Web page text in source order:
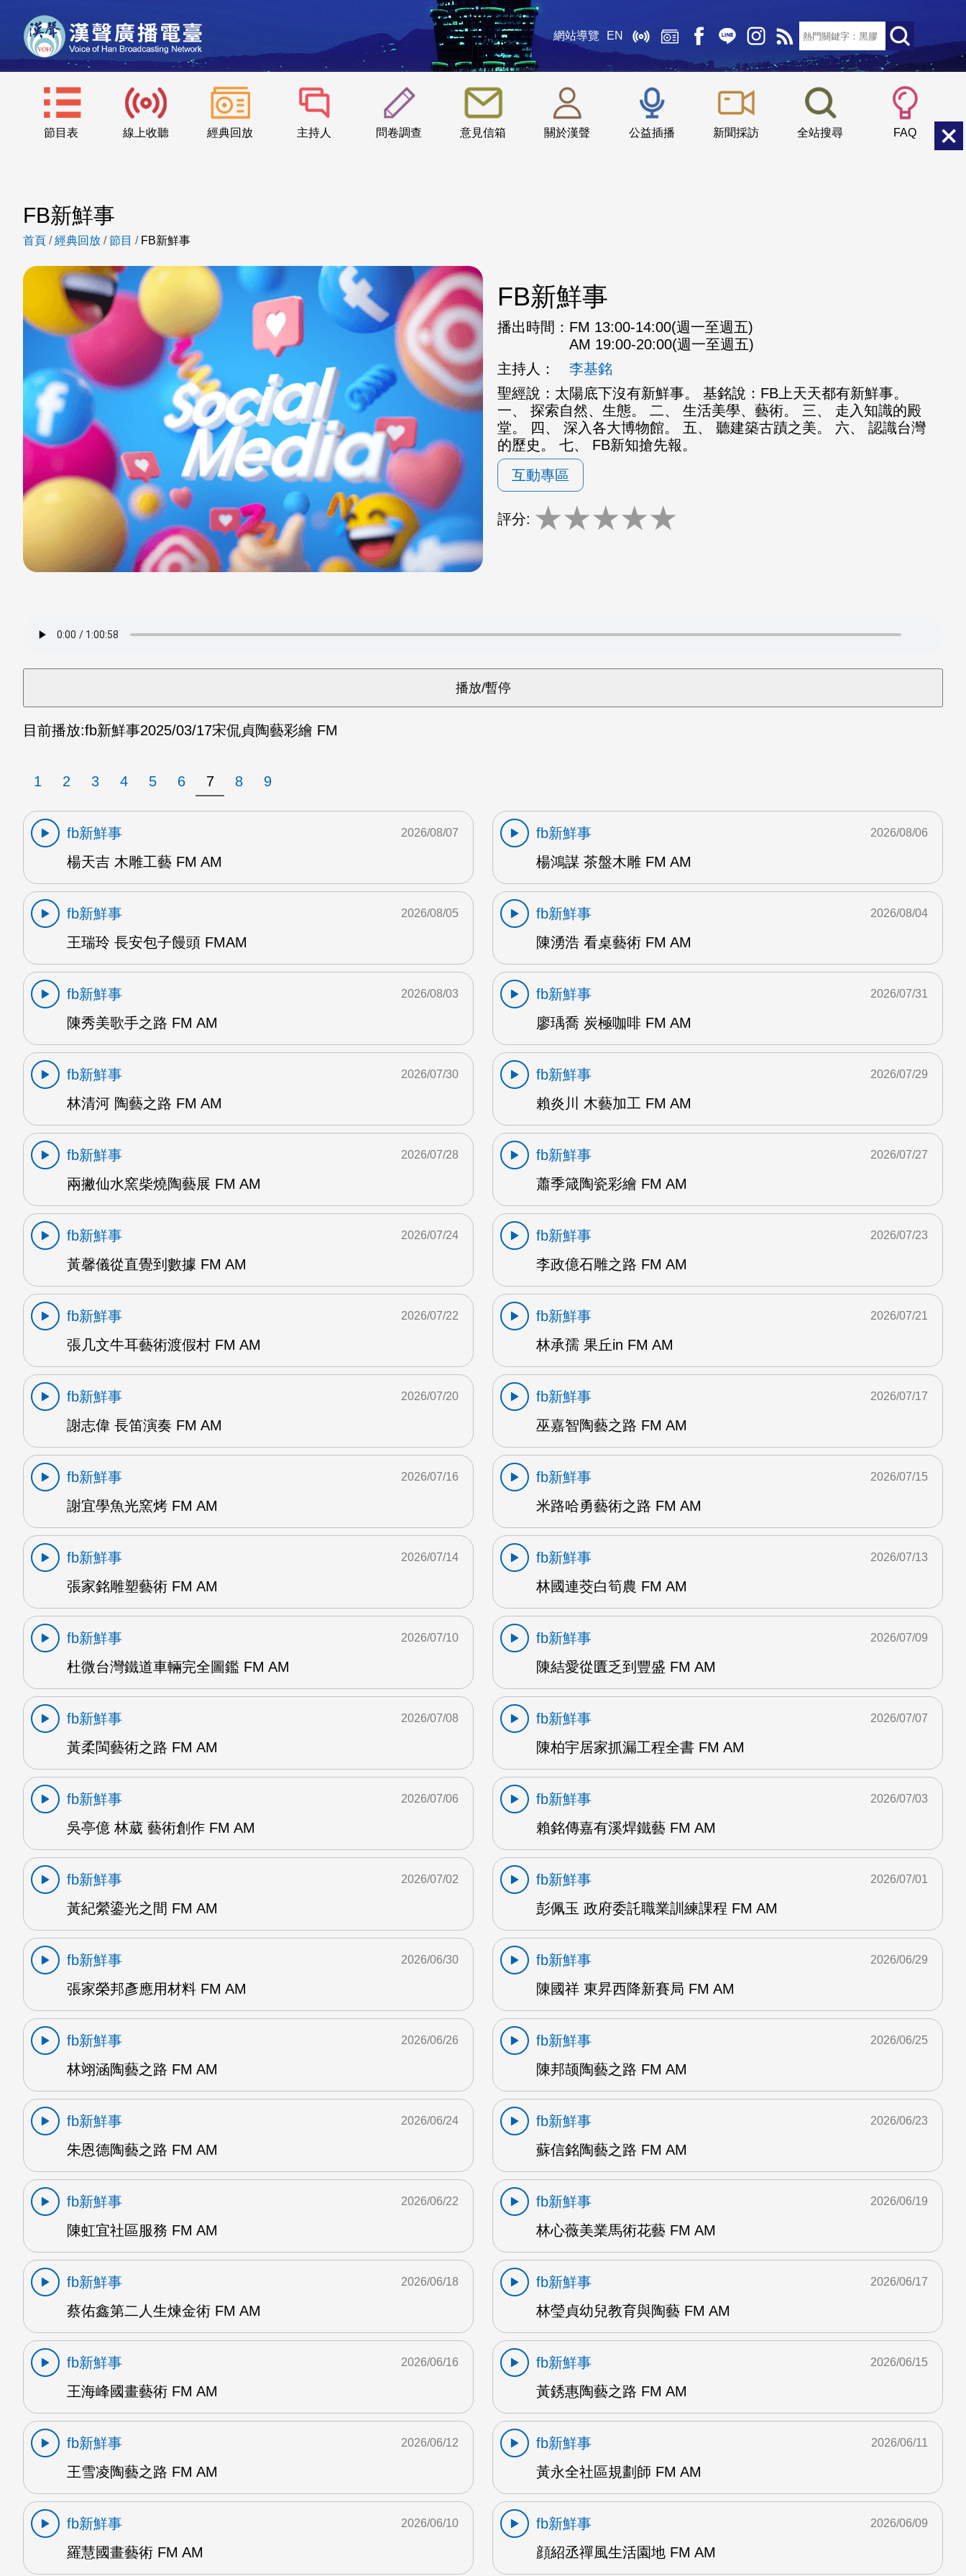
網站導覽 EN
節目表 線上收聽 經典回放 主持人 問卷調查 意見信箱 關於漢聲 公益插播 新聞採訪 全站搜尋 FAQ
::: 小 中
FB新鮮事
首頁 /經典回放 /節目 / FB新鮮事
FB新鮮事
播出時間： FM 13:00-14:00(週一至週五)
AM 19:00-20:00(週一至週五)
主持人：
李基銘
聖經說：太陽底下沒有新鮮事。 基銘說：FB上天天都有新鮮事。
一、 探索自然、生態。 二、 生活美學、藝術。 三、 走入知識的殿
堂。 四、 深入各大博物館。 五、 聽建築古蹟之美。 六、 認識台灣
的歷史。 七、 FB新知搶先報。
互動專區
評分: ★★★★★
目前播放:fb新鮮事2025/03/17宋侃貞陶藝彩繪 FM
1 2 3 4 5 6 7 8 9
fb新鮮事
楊天吉 木雕工藝 FM AM
2026/08/07
fb新鮮事
楊鴻謀 茶盤木雕 FM AM
2026/08/06
fb新鮮事
王瑞玲 長安包子饅頭 FMAM
2026/08/05
fb新鮮事
陳湧浩 看桌藝術 FM AM
2026/08/04
fb新鮮事
陳秀美歌手之路 FM AM
2026/08/03
fb新鮮事
廖瑀喬 炭極咖啡 FM AM
2026/07/31
fb新鮮事
林清河 陶藝之路 FM AM
2026/07/30
fb新鮮事
賴炎川 木藝加工 FM AM
2026/07/29
fb新鮮事
兩撇仙水窯柴燒陶藝展 FM AM
2026/07/28
fb新鮮事
蕭季箴陶瓷彩繪 FM AM
2026/07/27
fb新鮮事
黃馨儀從直覺到數據 FM AM
2026/07/24
fb新鮮事
李政億石雕之路 FM AM
2026/07/23
fb新鮮事
張几文牛耳藝術渡假村 FM AM
2026/07/22
fb新鮮事
林承孺 果丘in FM AM
2026/07/21
fb新鮮事
謝志偉 長笛演奏 FM AM
2026/07/20
fb新鮮事
巫嘉智陶藝之路 FM AM
2026/07/17
fb新鮮事
謝宜學魚光窯烤 FM AM
2026/07/16
fb新鮮事
米路哈勇藝術之路 FM AM
2026/07/15
fb新鮮事
張家銘雕塑藝術 FM AM
2026/07/14
fb新鮮事
林國連茭白筍農 FM AM
2026/07/13
fb新鮮事
杜微台灣鐵道車輛完全圖鑑 FM AM
2026/07/10
fb新鮮事
陳結愛從匱乏到豐盛 FM AM
2026/07/09
fb新鮮事
黃柔閩藝術之路 FM AM
2026/07/08
fb新鮮事
陳柏宇居家抓漏工程全書 FM AM
2026/07/07
fb新鮮事
吳亭億 林葳 藝術創作 FM AM
2026/07/06
fb新鮮事
賴銘傳嘉有溪焊鐵藝 FM AM
2026/07/03
fb新鮮事
黃紀縈鎏光之間 FM AM
2026/07/02
fb新鮮事
彭佩玉 政府委託職業訓練課程 FM AM
2026/07/01
fb新鮮事
張家榮邦彥應用材料 FM AM
2026/06/30
fb新鮮事
陳國祥 東昇西降新賽局 FM AM
2026/06/29
fb新鮮事
林翊涵陶藝之路 FM AM
2026/06/26
fb新鮮事
陳邦颉陶藝之路 FM AM
2026/06/25
fb新鮮事
朱恩德陶藝之路 FM AM
2026/06/24
fb新鮮事
蘇信銘陶藝之路 FM AM
2026/06/23
fb新鮮事
陳虹宜社區服務 FM AM
2026/06/22
fb新鮮事
林心薇美業馬術花藝 FM AM
2026/06/19
fb新鮮事
蔡佑鑫第二人生煉金術 FM AM
2026/06/18
fb新鮮事
林瑩貞幼兒教育與陶藝 FM AM
2026/06/17
fb新鮮事
王海峰國畫藝術 FM AM
2026/06/16
fb新鮮事
黃銹惠陶藝之路 FM AM
2026/06/15
fb新鮮事
王雪凌陶藝之路 FM AM
2026/06/12
fb新鮮事
黃永全社區規劃師 FM AM
2026/06/11
fb新鮮事
羅慧國畫藝術 FM AM
2026/06/10
fb新鮮事
顔紹丞禪風生活園地 FM AM
2026/06/09